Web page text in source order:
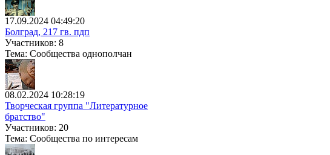
17.09.2024 04:49:20
Болград, 217 гв. пдп
Участников: 8
Тема: Сообщества однополчан
08.02.2024 10:28:19
Творческая группа "Литературное
братство"
Участников: 20
Тема: Сообщества по интересам